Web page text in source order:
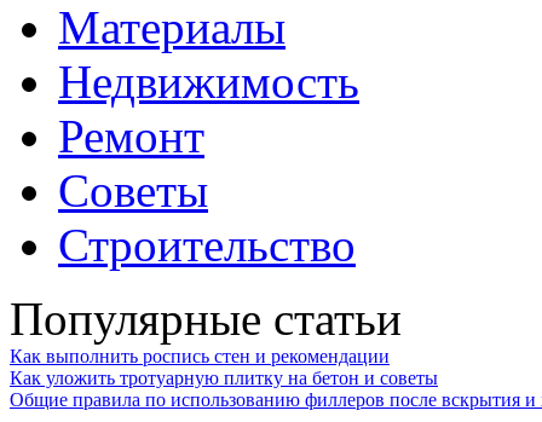
Материалы
Недвижимость
Ремонт
Советы
Строительство
Популярные статьи
Как выполнить роспись стен и рекомендации
Как уложить тротуарную плитку на бетон и советы
Общие правила по использованию филлеров после вскрытия и